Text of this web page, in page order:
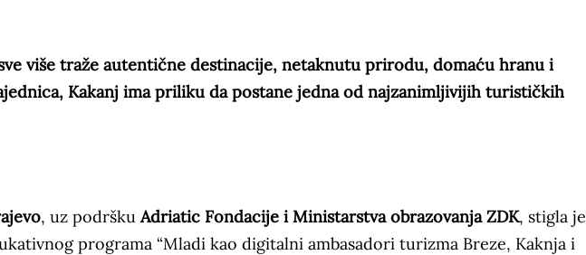
više traže autentične destinacije, netaknutu prirodu, domaću hranu i
Kakanj ima priliku da postane jedna od najzanimljivijih turističkih
, uz podrškuAdriatic Fondacije i Ministarstva obrazovanja ZDK, stigla je
programa “Mladi kao digitalni ambasadori turizma Breze, Kaknja i